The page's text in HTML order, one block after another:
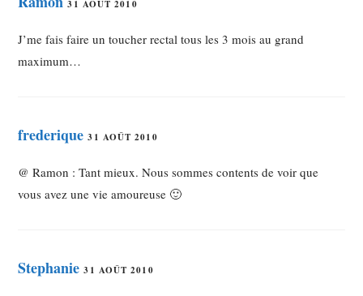
31 AOÛT 2010
J’me fais faire un toucher rectal tous les 3 mois au grand
maximum…
frederique 31 AOÛT 2010
@ Ramon : Tant mieux. Nous sommes contents de voir que
vous avez une vie amoureuse 🙂
Stephanie 31 AOÛT 2010